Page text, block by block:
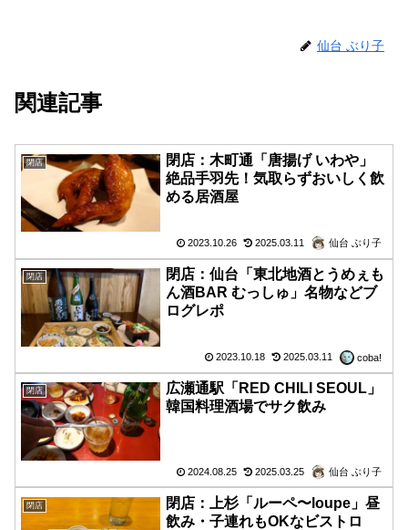
仙台 ぶり子
関連記事
閉店
閉店：木町通「唐揚げ いわや」
絶品手羽先！気取らずおいしく飲
める居酒屋
2023.10.26 2025.03.11 仙台 ぶり子
閉店
閉店：仙台「東北地酒とうめぇも
ん酒BAR むっしゅ」名物などブ
ログレポ
2023.10.18 2025.03.11 coba!
閉店
広瀬通駅「RED CHILI SEOUL」
韓国料理酒場でサク飲み
2024.08.25 2025.03.25 仙台 ぶり子
閉店
閉店：上杉「ルーペ〜loupe」昼
飲み・子連れもOKなビストロ